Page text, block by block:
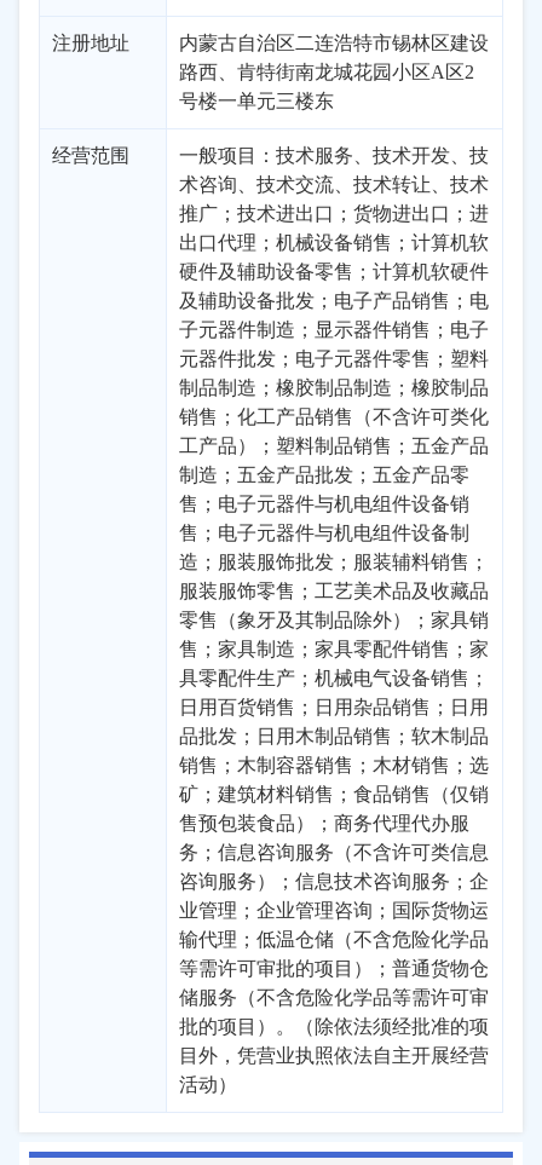
注册地址
内蒙古自治区二连浩特市锡林区建设
路西、肯特街南龙城花园小区A区2
号楼一单元三楼东
经营范围
一般项目：技术服务、技术开发、技
术咨询、技术交流、技术转让、技术
推广；技术进出口；货物进出口；进
出口代理；机械设备销售；计算机软
硬件及辅助设备零售；计算机软硬件
及辅助设备批发；电子产品销售；电
子元器件制造；显示器件销售；电子
元器件批发；电子元器件零售；塑料
制品制造；橡胶制品制造；橡胶制品
销售；化工产品销售（不含许可类化
工产品）；塑料制品销售；五金产品
制造；五金产品批发；五金产品零
售；电子元器件与机电组件设备销
售；电子元器件与机电组件设备制
造；服装服饰批发；服装辅料销售；
服装服饰零售；工艺美术品及收藏品
零售（象牙及其制品除外）；家具销
售；家具制造；家具零配件销售；家
具零配件生产；机械电气设备销售；
日用百货销售；日用杂品销售；日用
品批发；日用木制品销售；软木制品
销售；木制容器销售；木材销售；选
矿；建筑材料销售；食品销售（仅销
售预包装食品）；商务代理代办服
务；信息咨询服务（不含许可类信息
咨询服务）；信息技术咨询服务；企
业管理；企业管理咨询；国际货物运
输代理；低温仓储（不含危险化学品
等需许可审批的项目）；普通货物仓
储服务（不含危险化学品等需许可审
批的项目）。（除依法须经批准的项
目外，凭营业执照依法自主开展经营
活动）